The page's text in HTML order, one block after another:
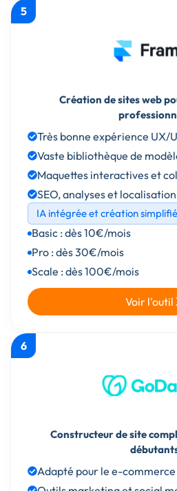
5
Création de sites web
Très bonne expérience UX/
Vaste bibliothèque de
Maquettes interactives et
SEO, analyses et
IA intégrée et création
Basic : dès 10€/mois
Pro : dès 30€/mois
Scale : dès 100€/mois
Voir l'outil
6
Constructeur de site
Adapté pour le e-commerce